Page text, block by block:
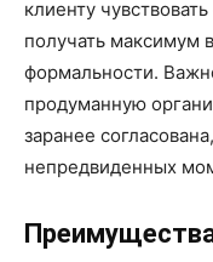
клиенту
получать максимум
формальности.
продуманную
заранее
непредвиденных